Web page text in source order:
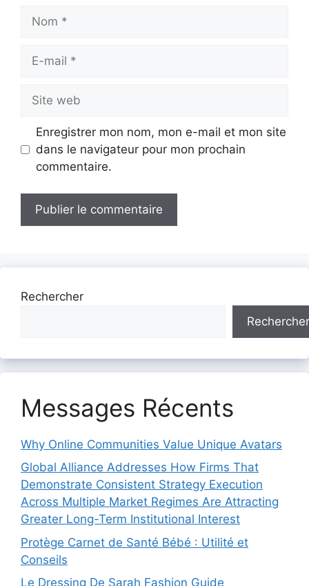
Nom
Site
web
Enregistrer mon nom, mon e-mail et mon site
dans le navigateur pour mon prochain
commentaire.
Rechercher
Rechercher
Messages Récents
Why Online Communities Value Unique Avatars
Global Alliance Addresses How Firms That
Demonstrate Consistent Strategy Execution
Across Multiple Market Regimes Are Attracting
Greater Long-Term Institutional Interest
Protège Carnet de Santé Bébé : Utilité et
Conseils
Le Dressing De Sarah Fashion Guide